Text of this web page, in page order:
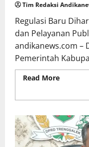
Tim Redaksi
Regulasi Baru
dan Pelayanan
andikanews.com –
Pemerintah
Read More